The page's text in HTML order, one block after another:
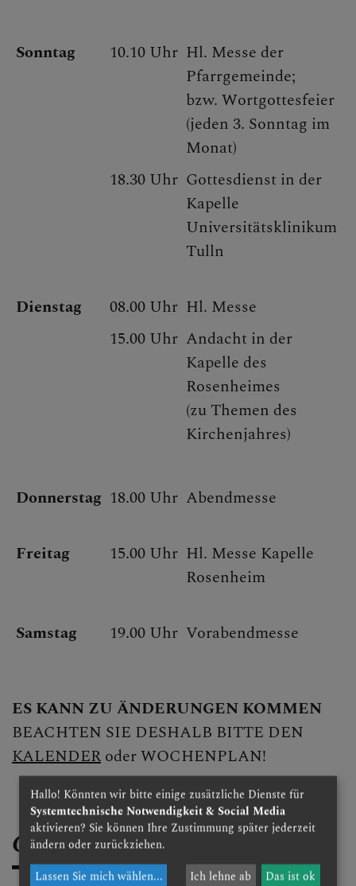
PFARRZENTRUM
Sonntag 10.10 Uhr Hl. Messe der
Pfarrgemeinde;
bzw. Wortgottesfeier
(jeden 3. Sonntag im
Monat)
18.30 Uhr Gottesdienst in der
Kapelle
Universitätsklinikum
Tulln
Dienstag 08.00 Uhr Hl. Messe
15.00 Uhr Andacht in der
Kapelle des
Rosenheimes
(zu Themen des
Kirchenjahres)
Donnerstag 18.00 Uhr Abendmesse
Freitag 15.00 Uhr Hl. Messe Kapelle
Rosenheim
Samstag 19.00 Uhr Vorabendmesse
ES KANN ZU ÄNDERUNGEN KOMMEN
BEACHTEN SIE DESHALB BITTE DEN
KALENDER oder WOCHENPLAN!
Gebetsgruppen
Hallo! Könnten wir bitte einige zusätzliche Dienste für
Systemtechnische Notwendigkeit & Social Media
aktivieren? Sie können Ihre Zustimmung später jederzeit
ändern oder zurückziehen.
Lassen Sie mich wählen... Ich lehne ab Das ist ok